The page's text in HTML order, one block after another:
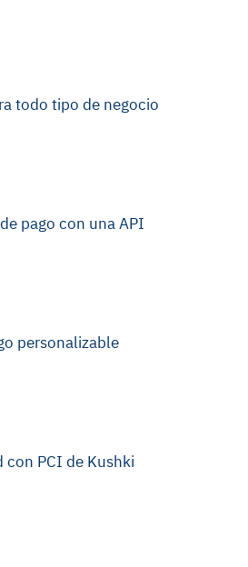
todo tipo de negocio
pago con una API
personalizable
con PCI de Kushki